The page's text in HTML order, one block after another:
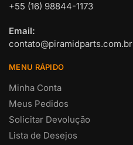
+55 (16) 98844-1173
Email:
contato@piramidparts.com.br
MENU RÁPIDO
Minha Conta
Meus Pedidos
Solicitar Devolução
Lista de Desejos